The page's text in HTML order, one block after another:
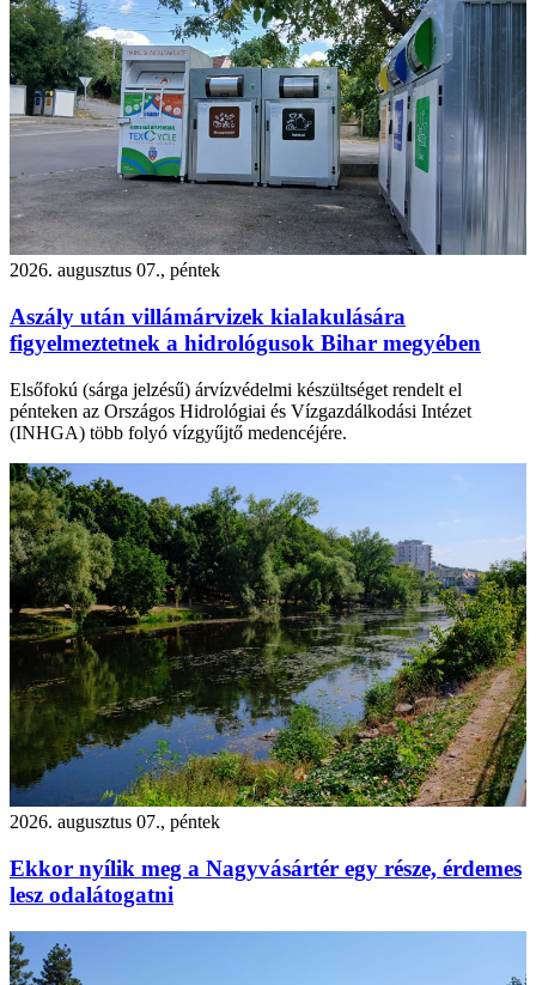
2026. augusztus 07., péntek
Aszály után villámárvizek kialakulására
figyelmeztetnek a hidrológusok Bihar megyében
Elsőfokú (sárga jelzésű) árvízvédelmi készültséget rendelt el
pénteken az Országos Hidrológiai és Vízgazdálkodási Intézet
(INHGA) több folyó vízgyűjtő medencéjére.
2026. augusztus 07., péntek
Ekkor nyílik meg a Nagyvásártér egy része, érdemes
lesz odalátogatni